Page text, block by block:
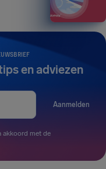
en adviezen
Aanmelden
akkoord met de